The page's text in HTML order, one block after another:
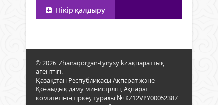
Пікір қалдыру
© 2026. Zhanaqorgan-tynysy.kz ақпараттық
агенттігі.
Қазақстан Республикасы Ақпарат және
Қоғамдық даму министрлігі, Ақпарат
комитетінің тіркеу туралы № KZ12VPY00052387